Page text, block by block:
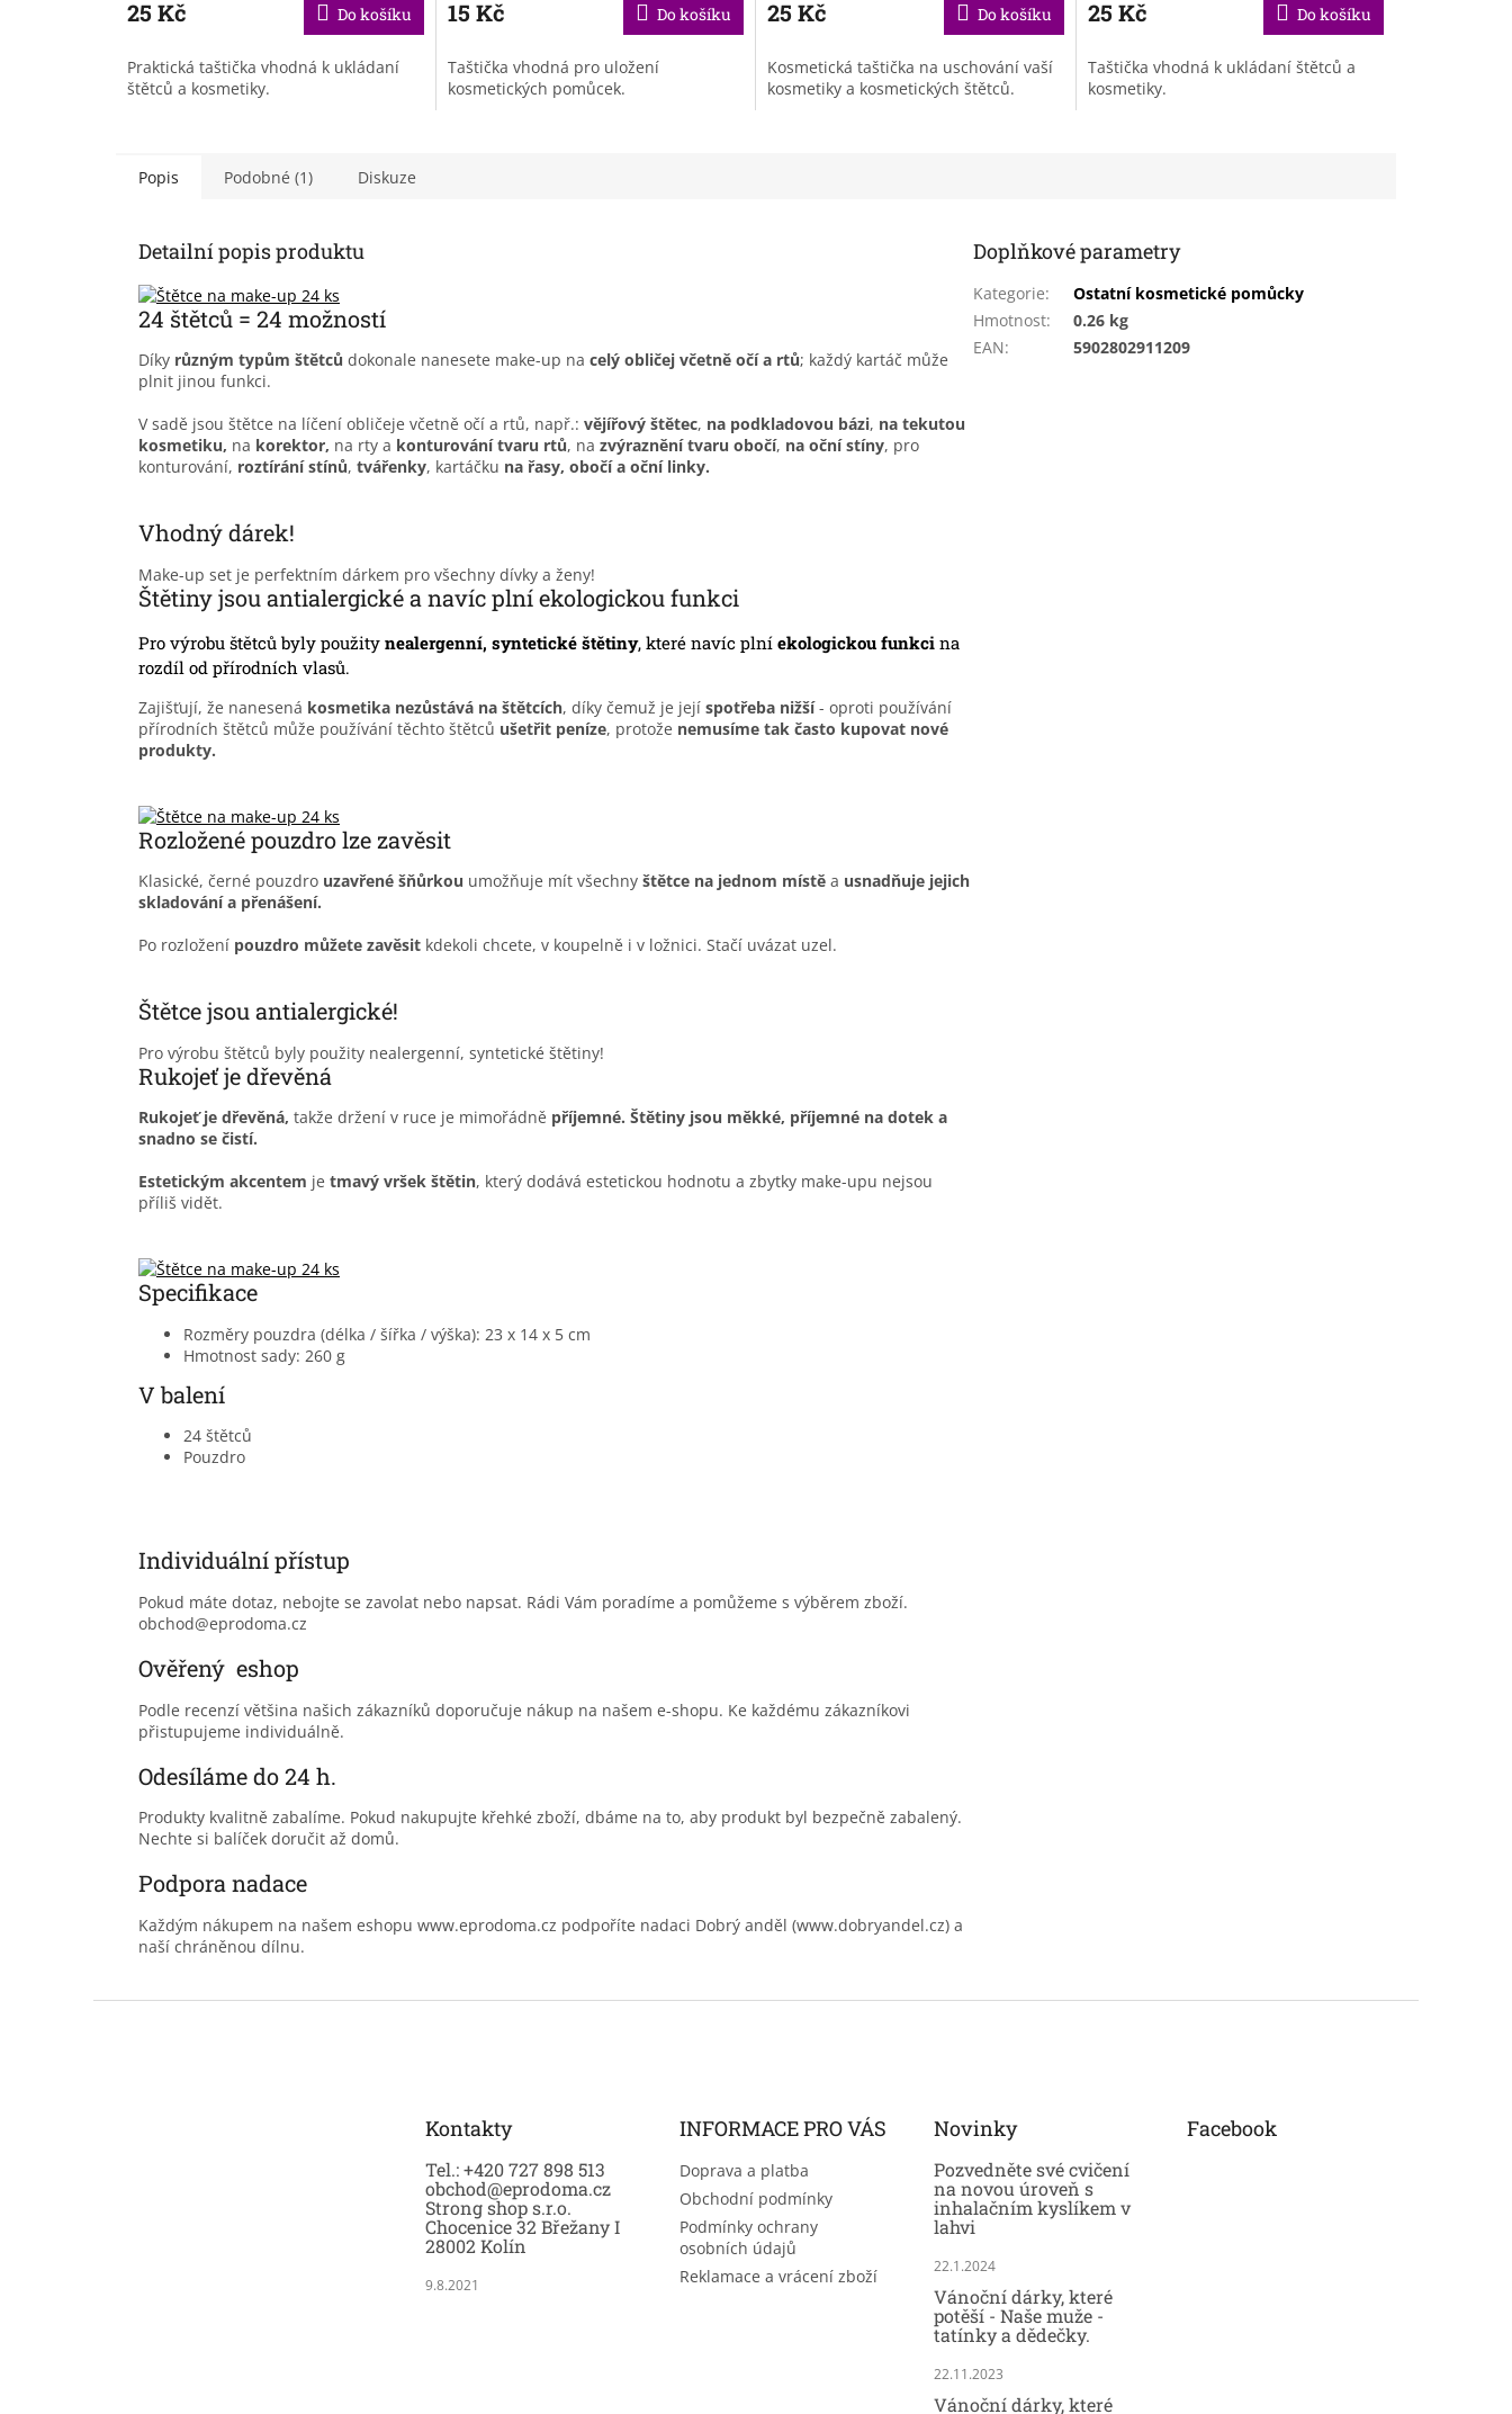
25 Kč Do košíku
Praktická taštička vhodná k ukládaní
štětců a kosmetiky.
15 Kč Do košíku
Taštička vhodná pro uložení
kosmetických pomůcek.
25 Kč Do košíku
Kosmetická taštička na uschování vaší
kosmetiky a kosmetických štětců.
25 Kč Do košíku
Taštička vhodná k ukládaní štětců a
kosmetiky.
Popis Podobné (1) Diskuze
Detailní popis produktu
24 štětců = 24 možností
Díky různým typům štětců dokonale nanesete make-up na celý obličej včetně očí a rtů; každý kartáč může
plnit jinou funkci.
V sadě jsou štětce na líčení obličeje včetně očí a rtů, např.: vějířový štětec, na podkladovou bázi, na tekutou
kosmetiku, na korektor, na rty a konturování tvaru rtů, na zvýraznění tvaru obočí, na oční stíny, pro
konturování, roztírání stínů, tvářenky, kartáčku na řasy, obočí a oční linky.
Vhodný dárek!
Make-up set je perfektním dárkem pro všechny dívky a ženy!
Štětiny jsou antialergické a navíc plní ekologickou funkci
Pro výrobu štětců byly použity nealergenní, syntetické štětiny, které navíc plní ekologickou funkci na
rozdíl od přírodních vlasů.
Zajišťují, že nanesená kosmetika nezůstává na štětcích, díky čemuž je její spotřeba nižší- oproti používání
přírodních štětců může používání těchto štětců ušetřit peníze, protože nemusíme tak často kupovat nové
produkty.
Rozložené pouzdro lze zavěsit
Klasické, černé pouzdro uzavřené šňůrkou umožňuje mít všechny štětce na jednom místě a usnadňuje jejich
skladování a přenášení.
Po rozložení pouzdro můžete zavěsit kdekoli chcete, v koupelně i v ložnici. Stačí uvázat uzel.
Štětce jsou antialergické!
Pro výrobu štětců byly použity nealergenní, syntetické štětiny!
Rukojeť je dřevěná
Rukojeť je dřevěná, takže držení v ruce je mimořádně příjemné. Štětiny jsou měkké, příjemné na dotek a
snadno se čistí.
Estetickým akcentem je tmavý vršek štětin, který dodává estetickou hodnotu a zbytky make-upu nejsou
příliš vidět.
Specifikace
Rozměry pouzdra (délka / šířka / výška): 23 x 14 x 5 cm
Hmotnost sady: 260 g
V balení
24 štětců
Pouzdro
Individuální přístup
Pokud máte dotaz, nebojte se zavolat nebo napsat. Rádi Vám poradíme a pomůžeme s výběrem zboží.
obchod@eprodoma.cz
Ověřený eshop
Podle recenzí většina našich zákazníků doporučuje nákup na našem e-shopu. Ke každému zákazníkovi
přistupujeme individuálně.
Odesíláme do 24 h.
Produkty kvalitně zabalíme. Pokud nakupujte křehké zboží, dbáme na to, aby produkt byl bezpečně zabalený.
Nechte si balíček doručit až domů.
Podpora nadace
Každým nákupem na našem eshopu www.eprodoma.cz podpoříte nadaci Dobrý anděl (www.dobryandel.cz) a
naší chráněnou dílnu.
Doplňkové parametry
Kategorie:
Ostatní kosmetické pomůcky
Hmotnost:
0.26 kg
EAN: 5902802911209
Kontakty
Tel.: +420 727 898 513
obchod@eprodoma.cz
Strong shop s.r.o.
Chocenice 32 Břežany I
28002 Kolín
9.8.2021
INFORMACE PRO VÁS
Doprava a platba
Obchodní podmínky
Podmínky ochrany
osobních údajů
Reklamace a vrácení zboží
Novinky
Pozvedněte své cvičení
na novou úroveň s
inhalačním kyslíkem v
lahvi
22.1.2024
Vánoční dárky, které
potěší - Naše muže -
tatínky a dědečky.
22.11.2023
Vánoční dárky, které
Facebook